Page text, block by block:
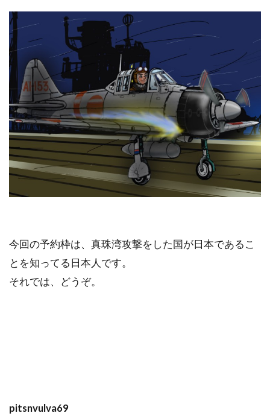
今回の予約枠は、真珠湾攻撃をした国が日本であるこ
とを知ってる日本人です。
それでは、どうぞ。
pitsnvulva69